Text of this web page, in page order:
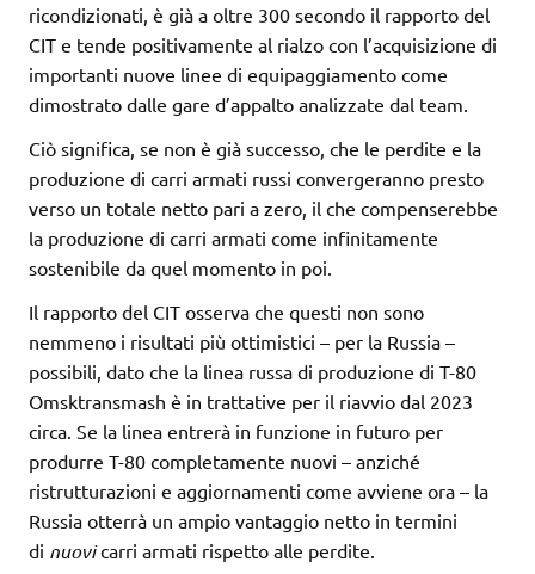
ricondizionati, è già a oltre 300 secondo il rapporto del
CIT e tende positivamente al rialzo con l’acquisizione di
importanti nuove linee di equipaggiamento come
dimostrato dalle gare d’appalto analizzate dal team.
Ciò significa, se non è già successo, che le perdite e la
produzione di carri armati russi convergeranno presto
verso un totale netto pari a zero, il che compenserebbe
la produzione di carri armati come infinitamente
sostenibile da quel momento in poi.
Il rapporto del CIT osserva che questi non sono
nemmeno i risultati più ottimistici – per la Russia –
possibili, dato che la linea russa di produzione di T-80
Omsktransmash è in trattative per il riavvio dal 2023
circa. Se la linea entrerà in funzione in futuro per
produrre T-80 completamente nuovi – anziché
ristrutturazioni e aggiornamenti come avviene ora – la
Russia otterrà un ampio vantaggio netto in termini
di nuovicarri armati rispetto alle perdite.